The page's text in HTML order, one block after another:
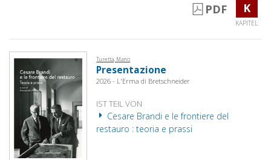
PDF K
KAPITEL
Turetta, Mario
Presentazione
2026 - L'Erma di Bretschneider
IST TEIL VON
Cesare Brandi e le frontiere del
restauro : teoria e prassi